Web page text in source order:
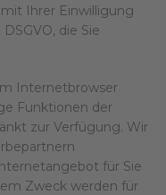
Ihrer Einwilligung
die Sie
Internetbrowser
Funktionen der
zur Verfügung. Wir
für Sie
Zweck werden für